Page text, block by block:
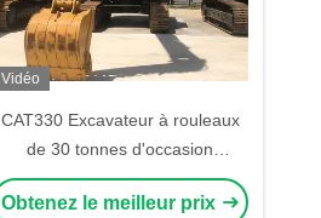
Vidéo
CAT330 Excavateur à rouleaux
de 30 tonnes d'occasion
Excavateurs d'occasion lourds
avec approbation EPA
Obtenez le meilleur prix